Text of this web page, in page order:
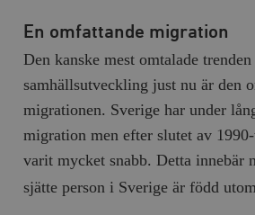
En omfattande migration
Den kanske mest omtalade
samhällsutveckling just nu är den
migrationen. Sverige har under
migration men efter slutet av
varit mycket snabb. Detta innebär
sjätte person i Sverige är född